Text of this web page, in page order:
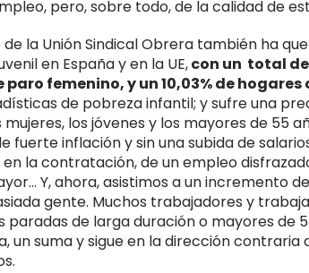
pero, sobre todo, de la calidad de
la Unión Sindical Obrera también ha
en España y en la UE,con un total de
paro femenino,y un10,03% de
de pobreza infantil; y sufre una
los jóvenes y los mayores de 55
fuerte inflación y sin una subida de
la contratación, de un empleo
Y, ahora, asistimos a un incremento
gente. Muchos trabajadores y
de larga duración o mayores de
un suma y sigue en la dirección